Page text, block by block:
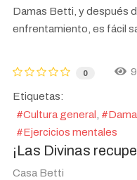
Damas Betti, y después
enfrentamiento, es fácil
0
Etiquetas:
Cultura general
Ejercicios mentales
¡Las Divinas
Casa Betti